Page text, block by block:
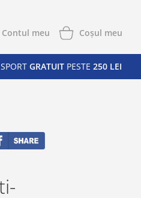
Contul meu Coşul meu
GRATUIT PESTE 250 LEI